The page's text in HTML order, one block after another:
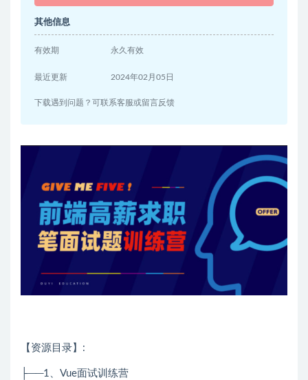
其他信息
有效期 永久有效
最近更新 2024年02月05日
下载遇到问题？可联系客服或留言反馈
【资源目录】:
├──1、Vue面试训练营